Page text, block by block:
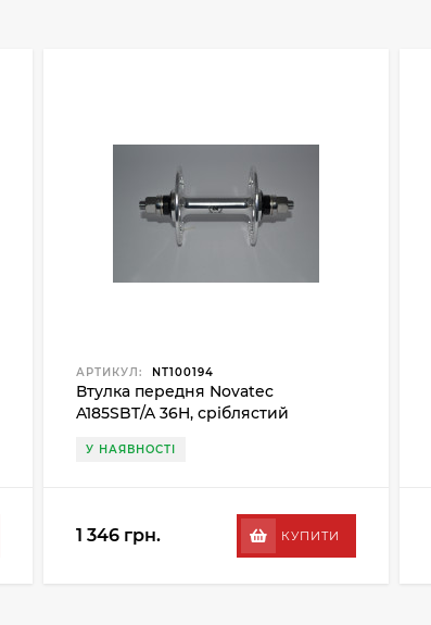
АРТИКУЛ: NT100194
Втулка передня Novatec
A185SBT/A 36H, сріблястий
У НАЯВНОСТІ
1 346 грн. КУПИТИ